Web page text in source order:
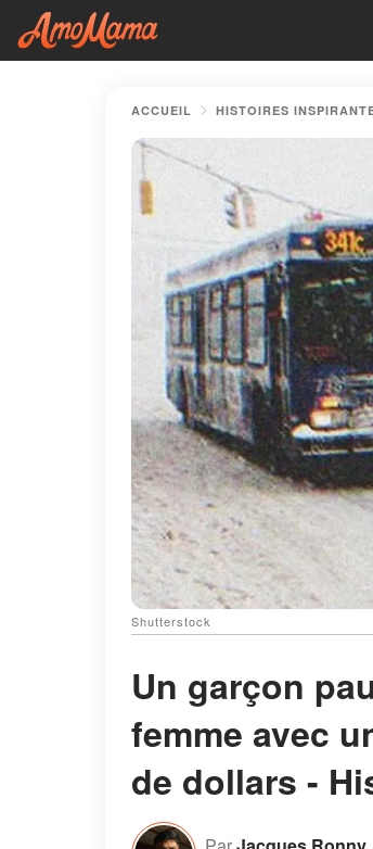
ACCUEIL HISTOIRES
Shutterstock
Un garçon
femme avec
de dollars -